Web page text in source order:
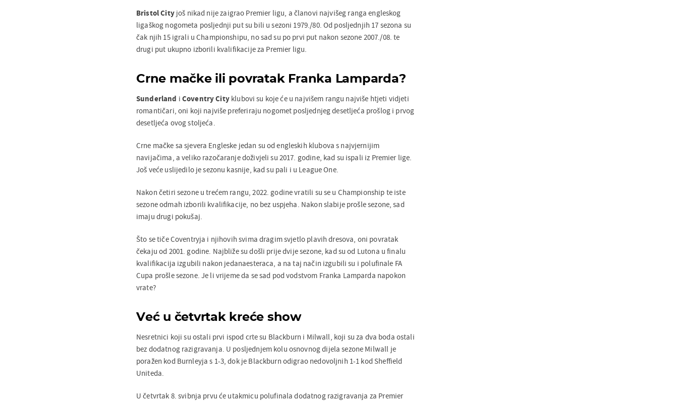
Bristol Cityjoš nikad nije zaigrao Premier ligu, a članovi najvišeg ranga engleskog
ligaškog nogometa posljednji put su bili u sezoni 1979./80. Od posljednjih 17 sezona su
čak njih 15 igrali u Championshipu, no sad su po prvi put nakon sezone 2007./08. te
drugi put ukupno izborili kvalifikacije za Premier ligu.
Crne mačke ili povratak Franka Lamparda?
Sunderland i Coventry Cityklubovi su koje će u najvišem rangu najviše htjeti vidjeti
romantičari, oni koji najviše preferiraju nogomet posljednjeg desetljeća prošlog i prvog
desetljeća ovog stoljeća.
Crne mačke sa sjevera Engleske jedan su od engleskih klubova s najvjernijim
navijačima, a veliko razočaranje doživjeli su 2017. godine, kad su ispali iz Premier lige.
Još veće uslijedilo je sezonu kasnije, kad su pali i u League One.
Nakon četiri sezone u trećem rangu, 2022. godine vratili su se u Championship te iste
sezone odmah izborili kvalifikacije, no bez uspjeha. Nakon slabije prošle sezone, sad
imaju drugi pokušaj.
Što se tiče Coventryja i njihovih svima dragim svjetlo plavih dresova, oni povratak
čekaju od 2001. godine. Najbliže su došli prije dvije sezone, kad su od Lutona u finalu
kvalifikacija izgubili nakon jedanaesteraca, a na taj način izgubili su i polufinale FA
Cupa prošle sezone. Je li vrijeme da se sad pod vodstvom Franka Lamparda napokon
vrate?
Već u četvrtak kreće show
Nesretnici koji su ostali prvi ispod crte su Blackburn i Milwall, koji su za dva boda ostali
bez dodatnog razigravanja. U posljednjem kolu osnovnog dijela sezone Milwall je
poražen kod Burnleyja s 1-3, dok je Blackburn odigrao nedovoljnih 1-1 kod Sheffield
Uniteda.
U četvrtak 8. svibnja prvu će utakmicu polufinala dodatnog razigravanja za Premier